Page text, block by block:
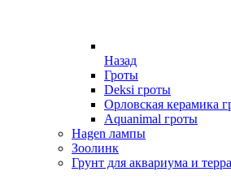
Назад
Гроты
Deksi гроты
Орловская керамика
Aquanimal гроты
Hagen лампы
Зоолинк
Грунт для аквариума и